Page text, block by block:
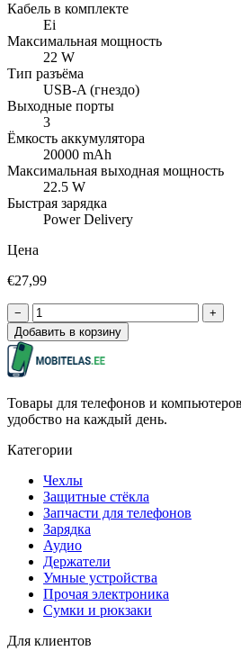
Кабель в комплекте
Ei
Максимальная мощность
22 W
Тип разъёма
USB-A (гнездо)
Выходные порты
3
Ёмкость аккумулятора
20000 mAh
Максимальная выходная мощность
22.5 W
Быстрая зарядка
Power Delivery
Цена
€27,99
−
+
Добавить в корзину
Товары для телефонов и
удобство на каждый день.
Категории
Чехлы
Защитные стёкла
Запчасти для телефонов
Зарядка
Аудио
Держатели
Умные устройства
Прочая электроника
Сумки и рюкзаки
Для клиентов